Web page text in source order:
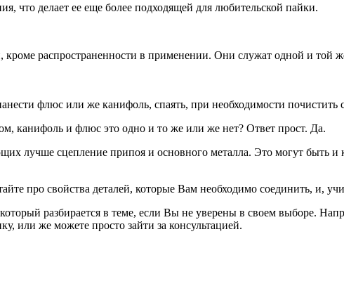
что делает ее еще более подходящей для любительской пайки.
распространенности в применении. Они служат одной и той
флюс или же канифоль, спаять, при необходимости почистить
канифоль и флюс это одно и то же или же нет? Ответ прост. Да.
лучше сцепление припоя и основного металла. Это могут быть
про свойства деталей, которые Вам необходимо соединить, и,
разбирается в теме, если Вы не уверены в своем выборе.
или же можете просто зайти за консультацией.